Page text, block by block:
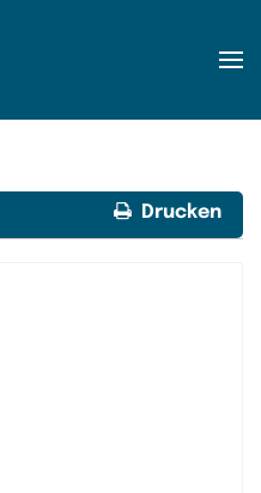
Drucken